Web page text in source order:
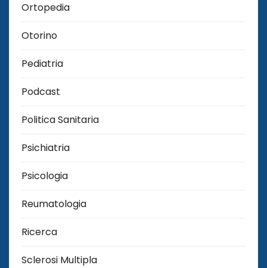
Ortopedia
Otorino
Pediatria
Podcast
Politica Sanitaria
Psichiatria
Psicologia
Reumatologia
Ricerca
Sclerosi Multipla